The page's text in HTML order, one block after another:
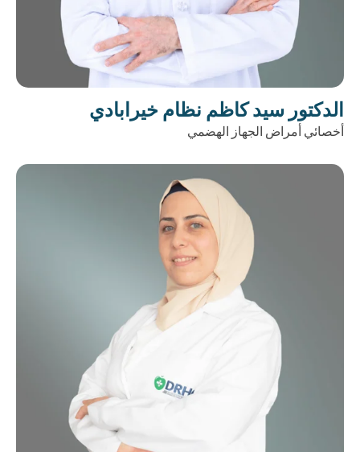
الدكتور سيد كاظم نظام خيرابادي
أخصائي أمراض الجهاز الهضمي